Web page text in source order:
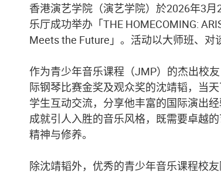
香港演艺学院（演艺学院）於2026年3
乐厅成功举办「THE HOMECOMING:
Meets the Future」。活动以大师班、对
作为青少年音乐课程（JMP）的杰出校
际钢琴比赛金奖及观众奖的沈靖韬，当
学生互动交流，分享他丰富的国际演出
成就引人入胜的音乐风格，既需要卓越
精神与修养。
除沈靖韬外，优秀的青少年音乐课程校